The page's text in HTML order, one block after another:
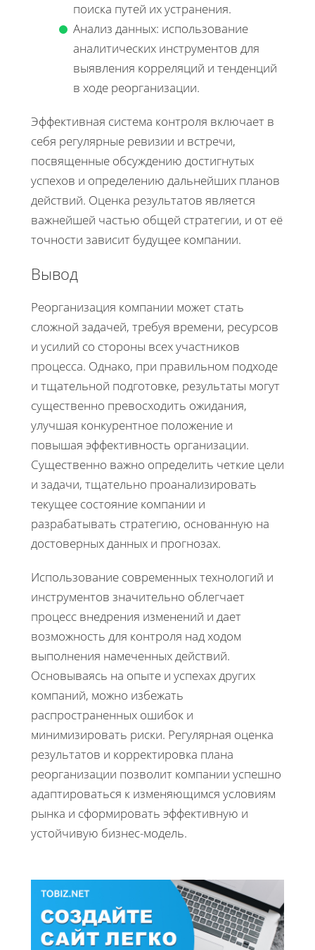
поиска путей их устранения.
Анализ данных: использование
аналитических инструментов для
выявления корреляций и тенденций
в ходе реорганизации.
Эффективная система контроля включает в
себя регулярные ревизии и встречи,
посвященные обсуждению достигнутых
успехов и определению дальнейших планов
действий. Оценка результатов является
важнейшей частью общей стратегии, и от её
точности зависит будущее компании.
Вывод
Реорганизация компании может стать
сложной задачей, требуя времени, ресурсов
и усилий со стороны всех участников
процесса. Однако, при правильном подходе
и тщательной подготовке, результаты могут
существенно превосходить ожидания,
улучшая конкурентное положение и
повышая эффективность организации.
Существенно важно определить четкие цели
и задачи, тщательно проанализировать
текущее состояние компании и
разрабатывать стратегию, основанную на
достоверных данных и прогнозах.
Использование современных технологий и
инструментов значительно облегчает
процесс внедрения изменений и дает
возможность для контроля над ходом
выполнения намеченных действий.
Основываясь на опыте и успехах других
компаний, можно избежать
распространенных ошибок и
минимизировать риски. Регулярная оценка
результатов и корректировка плана
реорганизации позволит компании успешно
адаптироваться к изменяющимся условиям
рынка и сформировать эффективную и
устойчивую бизнес-модель.